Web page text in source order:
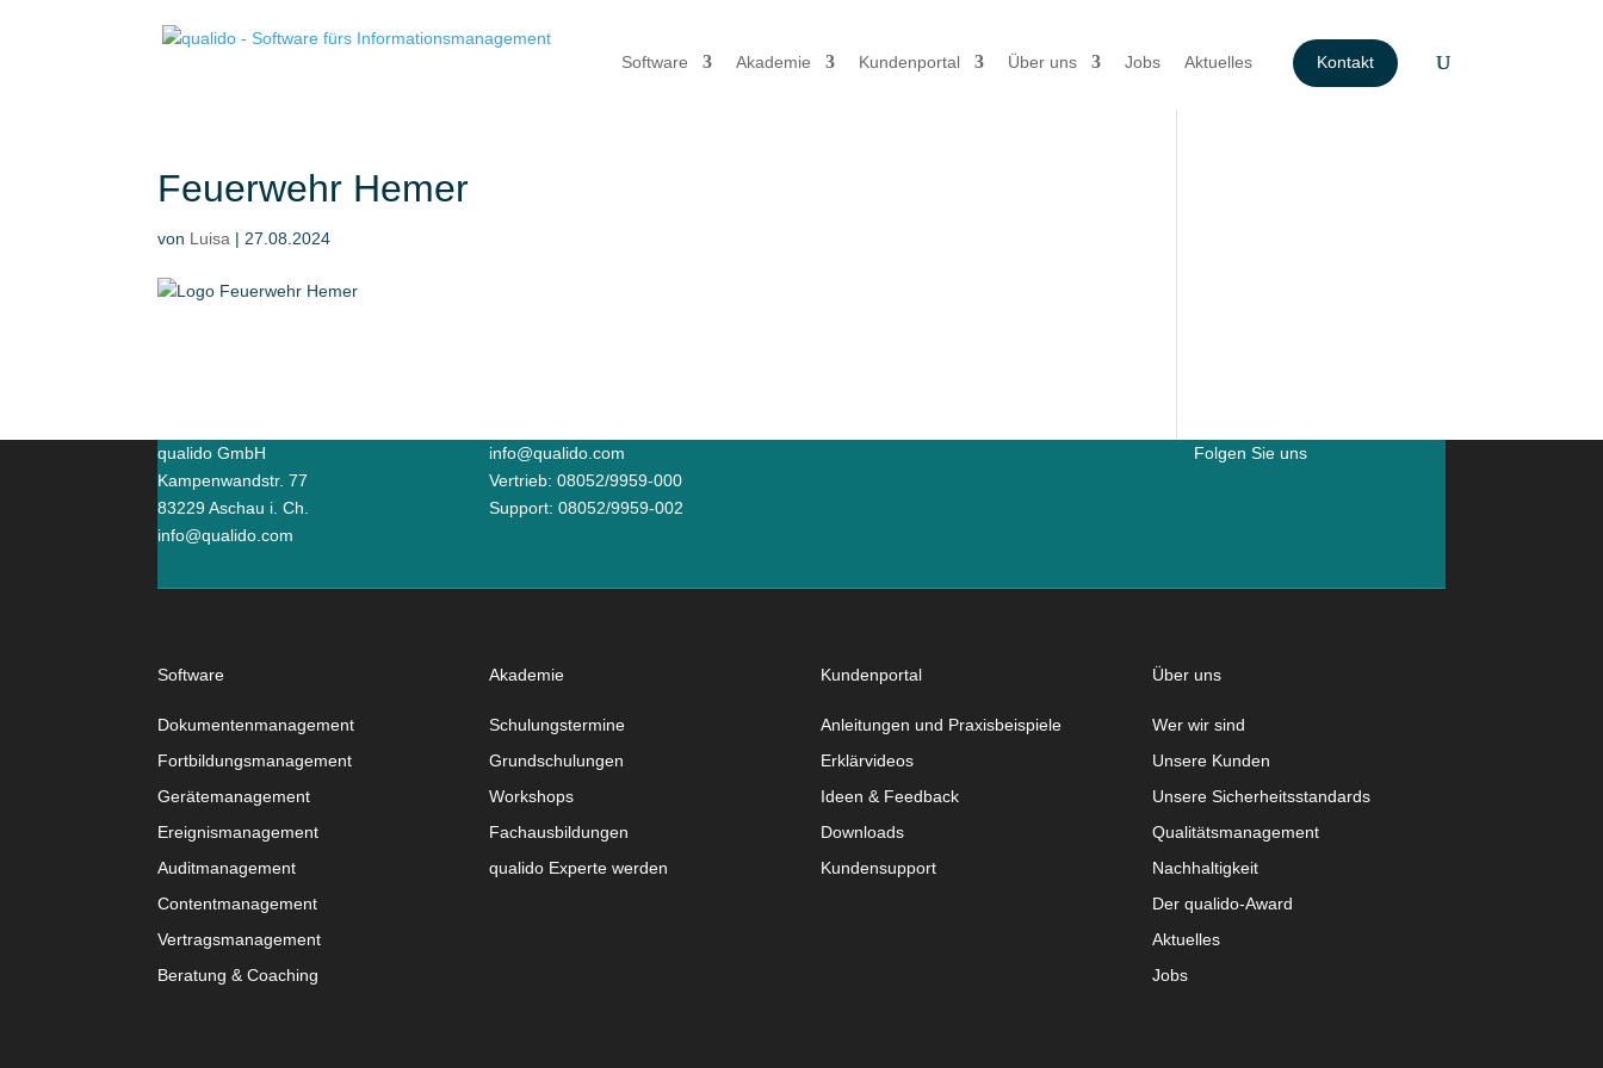
Software Akademie Kundenportal Über uns Jobs Aktuelles Kontakt
Feuerwehr Hemer
von Luisa | 27.08.2024
qualido GmbH
Kampenwandstr. 77
83229 Aschau i. Ch.
info@qualido.com
info@qualido.com
Vertrieb: 08052/9959-000
Support: 08052/9959-002
Folgen Sie uns
Software
Dokumentenmanagement
Fortbildungsmanagement
Gerätemanagement
Ereignismanagement
Auditmanagement
Contentmanagement
Vertragsmanagement
Beratung & Coaching
Akademie
Schulungstermine
Grundschulungen
Workshops
Fachausbildungen
qualido Experte werden
Kundenportal
Anleitungen und Praxisbeispiele
Erklärvideos
Ideen & Feedback
Downloads
Kundensupport
Über uns
Wer wir sind
Unsere Kunden
Unsere Sicherheitsstandards
Qualitätsmanagement
Nachhaltigkeit
Der qualido-Award
Aktuelles
Jobs